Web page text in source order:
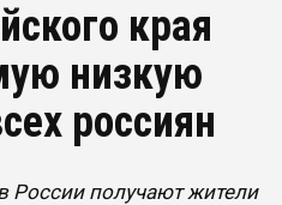
края
низкую
россиян
России получают жители